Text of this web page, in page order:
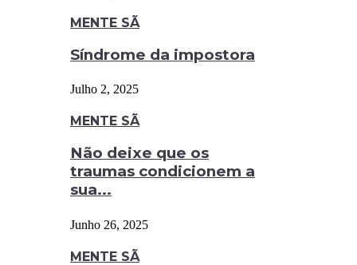
MENTE SÃ
Síndrome da impostora
Julho 2, 2025
MENTE SÃ
Não deixe que os
traumas condicionem a
sua...
Junho 26, 2025
MENTE SÃ